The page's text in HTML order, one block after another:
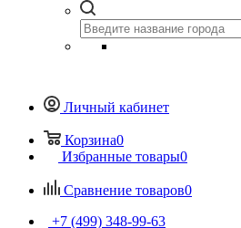
Личный кабинет
Корзина0
Избранные товары0
Сравнение товаров0
+7 (499) 348-99-63